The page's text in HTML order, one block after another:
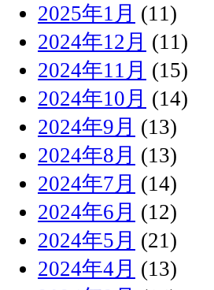
2025年1月 (11)
2024年12月 (11)
2024年11月 (15)
2024年10月 (14)
2024年9月 (13)
2024年8月 (13)
2024年7月 (14)
2024年6月 (12)
2024年5月 (21)
2024年4月 (13)